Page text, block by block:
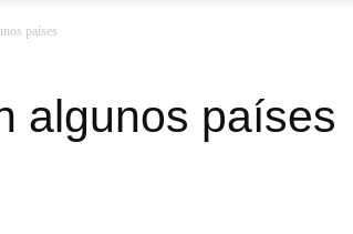
países
algunos países